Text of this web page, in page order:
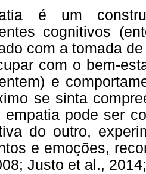
é um
cognitivos
com a tomada
com o bem-
e
se sinta
empatia pode ser
do outro,
e emoções,
Justo et al.,